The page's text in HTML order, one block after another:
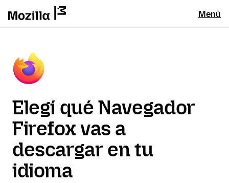
Menú
Elegí qué Navegador
Firefox vas a
descargar en tu
idioma